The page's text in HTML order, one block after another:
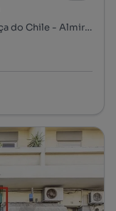
Avenida Almirante Reis, Alameda - Praça do Chile - Almirante Reis, Arroios, Lisboa, Lisboa